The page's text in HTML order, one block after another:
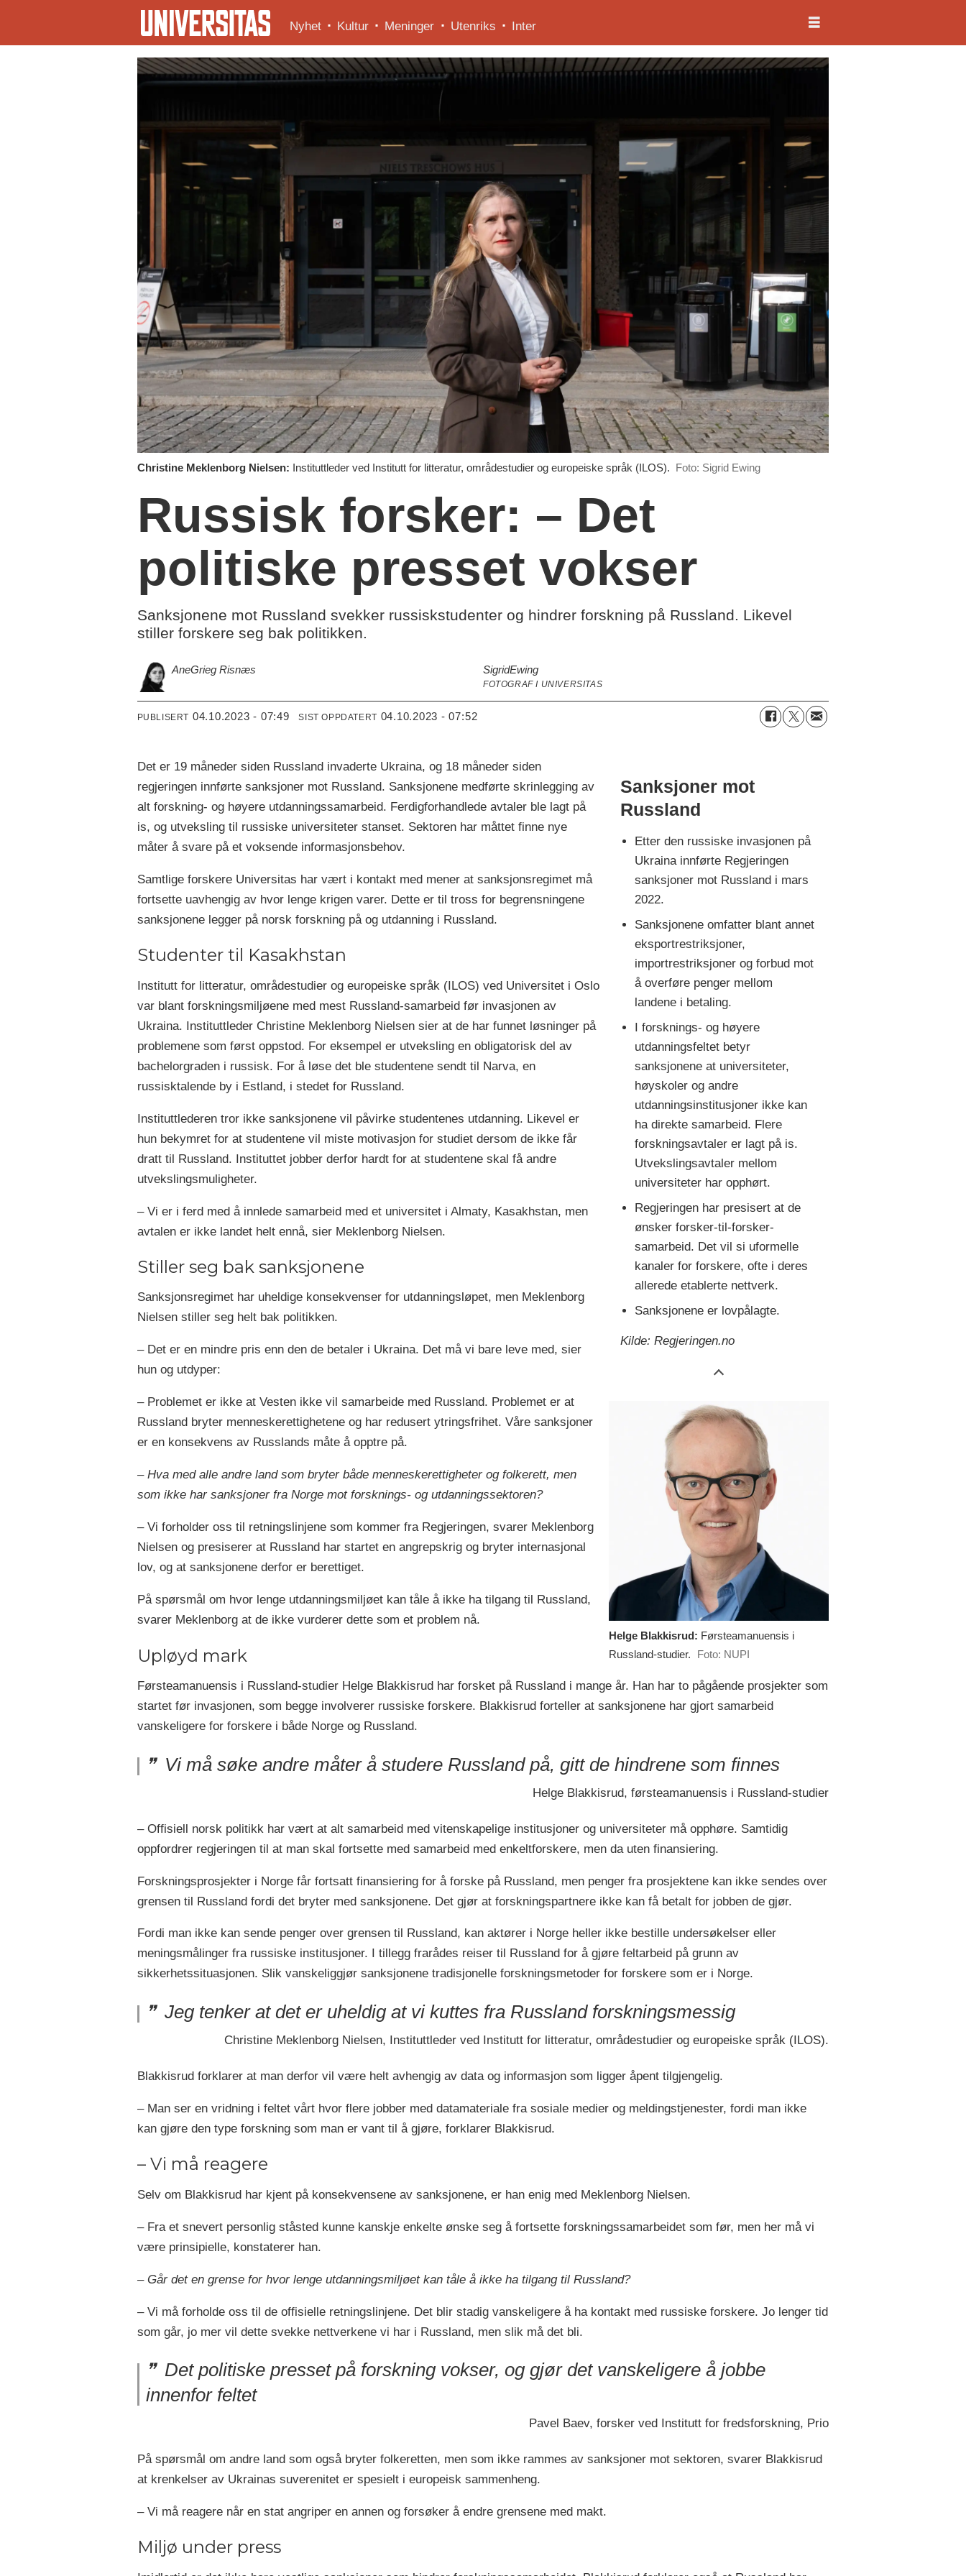
Nyhet Kultur Meninger Utenriks Inter
Christine Meklenborg Nielsen: Instituttleder ved Institutt for litteratur, områdestudier og europeiske språk (ILOS). Foto: Sigrid Ewing
Russisk forsker: – Det
politiske presset vokser
Sanksjonene mot Russland svekker russiskstudenter og hindrer forskning på Russland. Likevel
stiller forskere seg bak politikken.
AneGrieg Risnæs SigridEwing
FOTOGRAF I UNIVERSITAS
PUBLISERT 04.10.2023 - 07:49 SIST OPPDATERT 04.10.2023 - 07:52
Sanksjoner mot
Russland
Etter den russiske invasjonen på
Ukraina innførte Regjeringen
sanksjoner mot Russland i mars
2022.
Sanksjonene omfatter blant annet
eksportrestriksjoner,
importrestriksjoner og forbud mot
å overføre penger mellom
landene i betaling.
I forsknings- og høyere
utdanningsfeltet betyr
sanksjonene at universiteter,
høyskoler og andre
utdanningsinstitusjoner ikke kan
ha direkte samarbeid. Flere
forskningsavtaler er lagt på is.
Utvekslingsavtaler mellom
universiteter har opphørt.
Regjeringen har presisert at de
ønsker forsker-til-forsker-
samarbeid. Det vil si uformelle
kanaler for forskere, ofte i deres
allerede etablerte nettverk.
Sanksjonene er lovpålagte.
Kilde: Regjeringen.no
Det er 19 måneder siden Russland invaderte Ukraina, og 18 måneder siden
regjeringen innførte sanksjoner mot Russland. Sanksjonene medførte skrinlegging av
alt forskning- og høyere utdanningssamarbeid. Ferdigforhandlede avtaler ble lagt på
is, og utveksling til russiske universiteter stanset. Sektoren har måttet finne nye
måter å svare på et voksende informasjonsbehov.
Samtlige forskere Universitas har vært i kontakt med mener at sanksjonsregimet må
fortsette uavhengig av hvor lenge krigen varer. Dette er til tross for begrensningene
sanksjonene legger på norsk forskning på og utdanning i Russland.
Studenter til Kasakhstan
Institutt for litteratur, områdestudier og europeiske språk (ILOS) ved Universitet i Oslo
var blant forskningsmiljøene med mest Russland-samarbeid før invasjonen av
Ukraina. Instituttleder Christine Meklenborg Nielsen sier at de har funnet løsninger på
problemene som først oppstod. For eksempel er utveksling en obligatorisk del av
bachelorgraden i russisk. For å løse det ble studentene sendt til Narva, en
russisktalende by i Estland, i stedet for Russland.
Instituttlederen tror ikke sanksjonene vil påvirke studentenes utdanning. Likevel er
hun bekymret for at studentene vil miste motivasjon for studiet dersom de ikke får
dratt til Russland. Instituttet jobber derfor hardt for at studentene skal få andre
utvekslingsmuligheter.
– Vi er i ferd med å innlede samarbeid med et universitet i Almaty, Kasakhstan, men
avtalen er ikke landet helt ennå, sier Meklenborg Nielsen.
Stiller seg bak sanksjonene
Sanksjonsregimet har uheldige konsekvenser for utdanningsløpet, men Meklenborg
Nielsen stiller seg helt bak politikken.
– Det er en mindre pris enn den de betaler i Ukraina. Det må vi bare leve med, sier
hun og utdyper:
Helge Blakkisrud: Førsteamanuensis i
Russland-studier.
Foto: NUPI
– Problemet er ikke at Vesten ikke vil samarbeide med Russland. Problemet er at
Russland bryter menneskerettighetene og har redusert ytringsfrihet. Våre sanksjoner
er en konsekvens av Russlands måte å opptre på.
– Hva med alle andre land som bryter både menneskerettigheter og folkerett, men
som ikke har sanksjoner fra Norge mot forsknings- og utdanningssektoren?
– Vi forholder oss til retningslinjene som kommer fra Regjeringen, svarer Meklenborg
Nielsen og presiserer at Russland har startet en angrepskrig og bryter internasjonal
lov, og at sanksjonene derfor er berettiget.
På spørsmål om hvor lenge utdanningsmiljøet kan tåle å ikke ha tilgang til Russland,
svarer Meklenborg at de ikke vurderer dette som et problem nå.
Upløyd mark
Førsteamanuensis i Russland-studier Helge Blakkisrud har forsket på Russland i mange år. Han har to pågående prosjekter som
startet før invasjonen, som begge involverer russiske forskere. Blakkisrud forteller at sanksjonene har gjort samarbeid
vanskeligere for forskere i både Norge og Russland.
Vi må søke andre måter å studere Russland på, gitt de hindrene som finnes
Helge Blakkisrud, førsteamanuensis i Russland-studier
– Offisiell norsk politikk har vært at alt samarbeid med vitenskapelige institusjoner og universiteter må opphøre. Samtidig
oppfordrer regjeringen til at man skal fortsette med samarbeid med enkeltforskere, men da uten finansiering.
Forskningsprosjekter i Norge får fortsatt finansiering for å forske på Russland, men penger fra prosjektene kan ikke sendes over
grensen til Russland fordi det bryter med sanksjonene. Det gjør at forskningspartnere ikke kan få betalt for jobben de gjør.
Fordi man ikke kan sende penger over grensen til Russland, kan aktører i Norge heller ikke bestille undersøkelser eller
meningsmålinger fra russiske institusjoner. I tillegg frarådes reiser til Russland for å gjøre feltarbeid på grunn av
sikkerhetssituasjonen. Slik vanskeliggjør sanksjonene tradisjonelle forskningsmetoder for forskere som er i Norge.
Jeg tenker at det er uheldig at vi kuttes fra Russland forskningsmessig
Christine Meklenborg Nielsen, Instituttleder ved Institutt for litteratur, områdestudier og europeiske språk (ILOS).
Blakkisrud forklarer at man derfor vil være helt avhengig av data og informasjon som ligger åpent tilgjengelig.
– Man ser en vridning i feltet vårt hvor flere jobber med datamateriale fra sosiale medier og meldingstjenester, fordi man ikke
kan gjøre den type forskning som man er vant til å gjøre, forklarer Blakkisrud.
– Vi må reagere
Selv om Blakkisrud har kjent på konsekvensene av sanksjonene, er han enig med Meklenborg Nielsen.
– Fra et snevert personlig ståsted kunne kanskje enkelte ønske seg å fortsette forskningssamarbeidet som før, men her må vi
være prinsipielle, konstaterer han.
– Går det en grense for hvor lenge utdanningsmiljøet kan tåle å ikke ha tilgang til Russland?
– Vi må forholde oss til de offisielle retningslinjene. Det blir stadig vanskeligere å ha kontakt med russiske forskere. Jo lenger tid
som går, jo mer vil dette svekke nettverkene vi har i Russland, men slik må det bli.
Det politiske presset på forskning vokser, og gjør det vanskeligere å jobbe
innenfor feltet
Pavel Baev, forsker ved Institutt for fredsforskning, Prio
På spørsmål om andre land som også bryter folkeretten, men som ikke rammes av sanksjoner mot sektoren, svarer Blakkisrud
at krenkelser av Ukrainas suverenitet er spesielt i europeisk sammenheng.
– Vi må reagere når en stat angriper en annen og forsøker å endre grensene med makt.
Miljø under press